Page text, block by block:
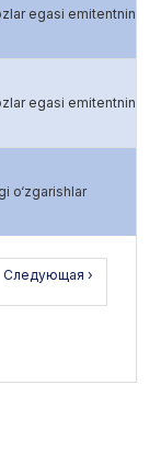
egasi emitentning
egasi emitentning
o‘zgarishlar
Следующая ›